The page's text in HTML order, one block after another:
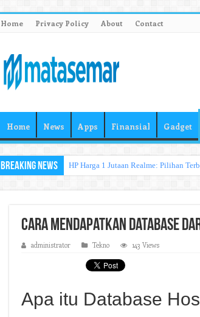
Home Privacy Policy About Contact
Home News Apps Finansial Gadget
Breaking News HP Harga 1 Jutaan Realme: Pilihan
Cara Mendapatkan Database
administrator Tekno 143 Views
Apa itu Database